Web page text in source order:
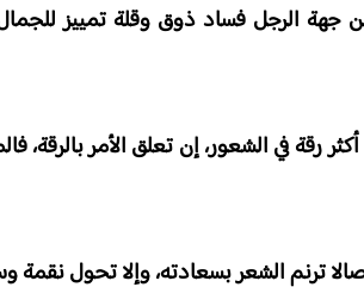
جهة الرجل فساد ذوق وقلة تمييز
رقة في الشعور، إن تعلق الأمر بالرقة،
ترنم الشعر بسعادته، وإلا تحول